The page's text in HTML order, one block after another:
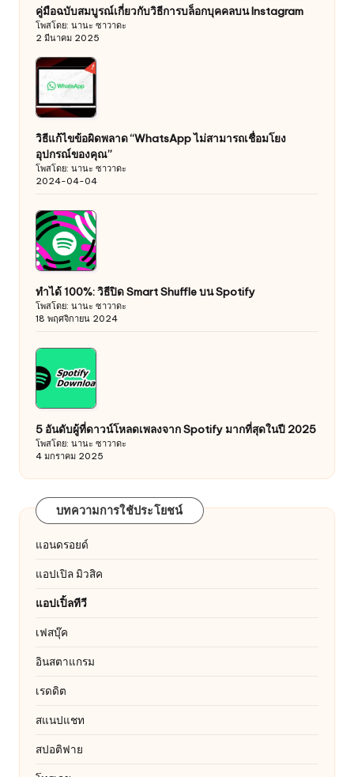
คู่มือฉบับสมบูรณ์เกี่ยวกับวิธีการบล็อกบุคคลบน Instagram
โพสโดย: นานะ ซาวาดะ
2 มีนาคม 2025
วิธีแก้ไขข้อผิดพลาด “WhatsApp ไม่สามารถเชื่อมโยง
อุปกรณ์ของคุณ”
โพสโดย: นานะ ซาวาดะ
2024-04-04
ทำได้ 100%: วิธีปิด Smart Shuffle บน Spotify
โพสโดย: นานะ ซาวาดะ
18 พฤศจิกายน 2024
5 อันดับผู้ที่ดาวน์โหลดเพลงจาก Spotify มากที่สุดในปี 2025
โพสโดย: นานะ ซาวาดะ
4 มกราคม 2025
บทความการใช้ประโยชน์
แอนดรอยด์
แอปเปิล มิวสิค
แอปเปิ้ลทีวี
เฟสบุ๊ค
อินสตาแกรม
เรดดิต
สแนปแชท
สปอติฟาย